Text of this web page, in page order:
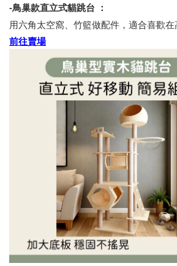
-鳥巢款直立式貓跳台 ：
用六角太空窩、竹籃做配件，適合喜歡在
前往賣場